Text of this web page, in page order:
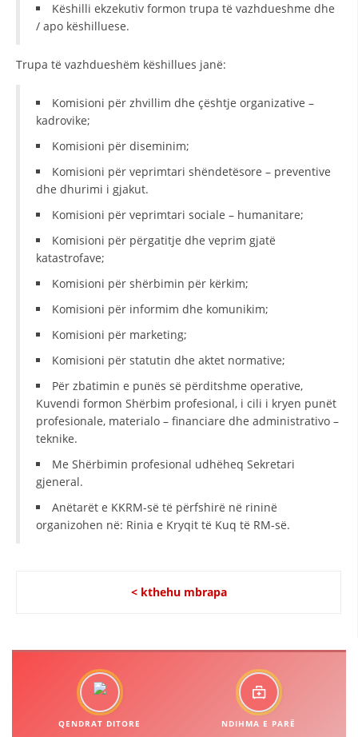
HULUMTIMI I OPINIONIT PUBLIK
BASHKËPUNIM NDËRKOMBËTAR
MARRËVESHJE
VEPRIMTARI SHËNDETËSORE PREVENTIVE
NDIHMA E PARË
MENAXHIM ME VULLNETARË
KUSH JEMI NE
Këshilli ekzekutiv formon trupa të vazhdueshme dhe
/ apo këshilluese.
Trupa të vazhdueshëm këshillues janë:
Komisioni për zhvillim dhe çështje organizative –
kadrovike;
Komisioni për diseminim;
Komisioni për veprimtari shëndetësore – preventive
dhe dhurimi i gjakut.
Komisioni për veprimtari sociale – humanitare;
Komisioni për përgatitje dhe veprim gjatë
katastrofave;
Komisioni për shërbimin për kërkim;
Komisioni për informim dhe komunikim;
Komisioni për marketing;
Komisioni për statutin dhe aktet normative;
Për zbatimin e punës së përditshme operative,
Kuvendi formon Shërbim profesional, i cili i kryen punët
profesionale, materialo – financiare dhe administrativo –
teknike.
Me Shërbimin profesional udhëheq Sekretari
gjeneral.
Anëtarët e KKRM-së të përfshirë në rininë
organizohen në: Rinia e Kryqit të Kuq të RM-së.
< kthehu mbrapa
QENDRAT DITORE NDIHMA E PARË